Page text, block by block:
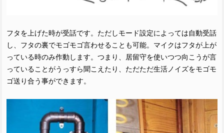
フタを上げた時が受話です。ただしモード設定によっては自動受話
し、フタの裏でモゴモゴ言わせることも可能。マイクはフタが上が
っている時のみ作動します。つまり、居留守を使いつつ向こうが言
っていることがうっすら聞こえたり、ただただ生活ノイズをモゴモ
ゴ送り合う事ができます。